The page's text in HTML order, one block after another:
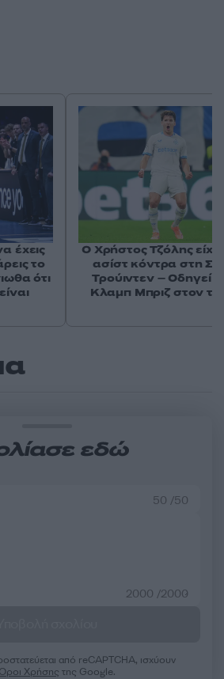
εδώ
50 /50
2000 /2000
από reCAPTCHA, ισχύουν
Όροι Χρήσης της Google.
έχεις
το
ότι
Ο Χρήστος Τζόλης
ασίστ κόντρα στη
Τρούιντεν – Οδηγεί
Κλαμπ Μπριζ στον